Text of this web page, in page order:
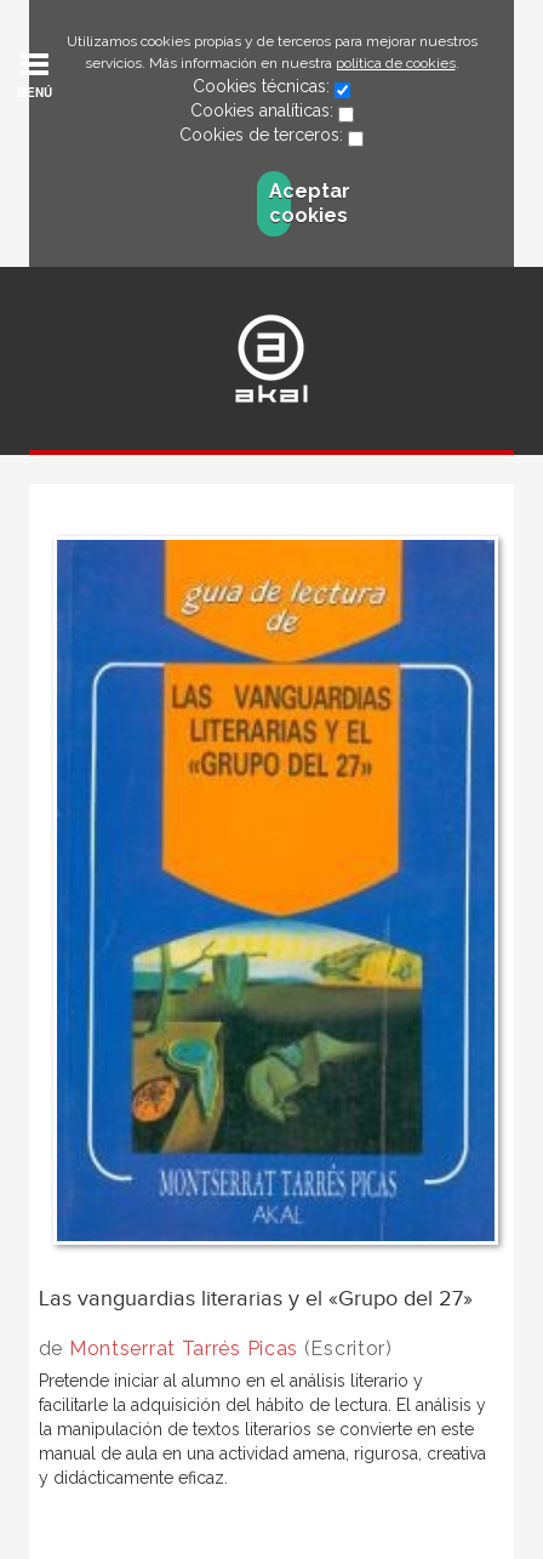
Utilizamos cookies propias y de terceros para mejorar nuestros
servicios. Más información en nuestra política de cookies.
Cookies técnicas:
Cookies analíticas:
Cookies de terceros:
Aceptar
cookies
MENÚ
Las vanguardias literarias y el «Grupo del 27»
de Montserrat Tarrés Picas (Escritor)
Pretende iniciar al alumno en el análisis literario y
facilitarle la adquisición del hábito de lectura. El análisis y
la manipulación de textos literarios se convierte en este
manual de aula en una actividad amena, rigurosa, creativa
y didácticamente eficaz.